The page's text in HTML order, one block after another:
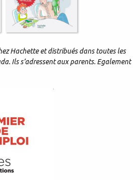
Hachette et distribués dans toutes les
Ils s’adressent aux parents. Egalement